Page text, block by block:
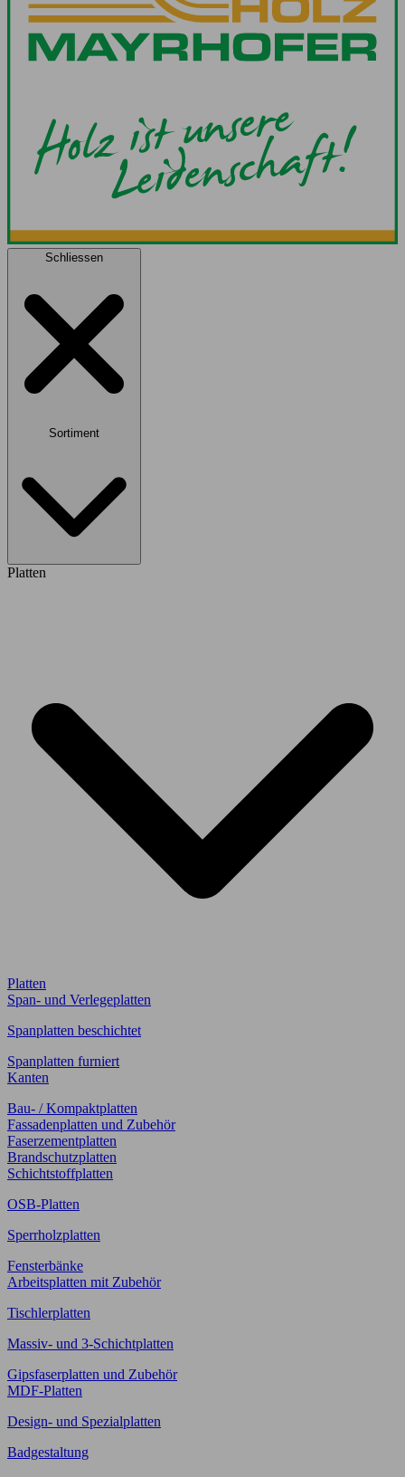
Schliessen
Sortiment
Platten
Platten
Span- und Verlegeplatten
Spanplatten beschichtet
Spanplatten furniert
Kanten
Bau- / Kompaktplatten
Fassadenplatten und Zubehör
Faserzementplatten
Brandschutzplatten
Schichtstoffplatten
OSB-Platten
Sperrholzplatten
Fensterbänke
Arbeitsplatten mit Zubehör
Tischlerplatten
Massiv- und 3-Schichtplatten
Gipsfaserplatten und Zubehör
MDF-Platten
Design- und Spezialplatten
Badgestaltung